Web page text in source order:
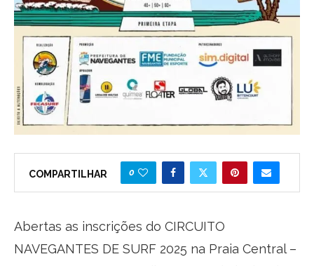
COMPARTILHAR 0
Abertas as inscrições do CIRCUITO
NAVEGANTES DE SURF 2025 na Praia Central –